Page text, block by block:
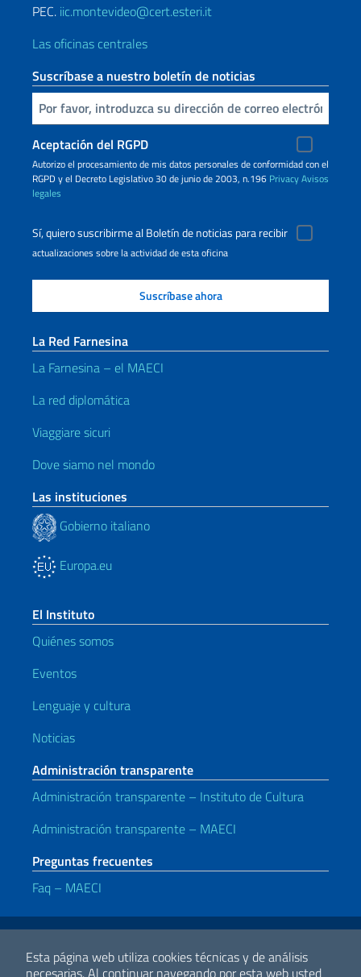
Esta página web utiliza cookies técnicas y de análisis
necesarias. Al continuar navegando por esta web usted
PEC. iic.montevideo@cert.esteri.it
Las oficinas centrales
Suscríbase a nuestro boletín de noticias
Inserta tu correo electronico
Aceptación del RGPD
Autorizo ​​el procesamiento de mis datos personales de conformidad con el
RGPD y el Decreto Legislativo 30 de junio de 2003, n.196 PrivacyAvisos
legales
Sí, quiero suscribirme al Boletín de noticias para recibir
actualizaciones sobre la actividad de esta oficina
La Red Farnesina
La Farnesina – el MAECI
La red diplomática
Viaggiare sicuri
Dove siamo nel mondo
Las instituciones
Gobierno italiano
Europa.eu
El Instituto
Quiénes somos
Eventos
Lenguaje y cultura
Noticias
Administración transparente
Administración transparente – Instituto de Cultura
Administración transparente – MAECI
Preguntas frecuentes
Faq – MAECI
Enlaces útiles